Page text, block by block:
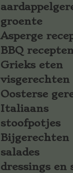
groente
Asperge
BBQ
Grieks eten
visgerechten
Oosterse
Italiaans
stoofpotjes
Bijgerechten
salades
dressings en